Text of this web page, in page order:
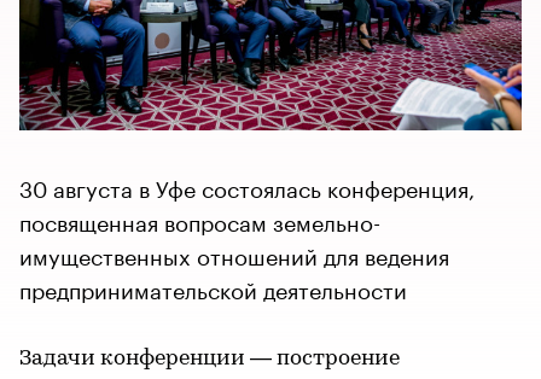
30 августа в Уфе состоялась конференция,
посвященная вопросам земельно-
имущественных отношений для ведения
предпринимательской деятельности
Задачи конференции — построение